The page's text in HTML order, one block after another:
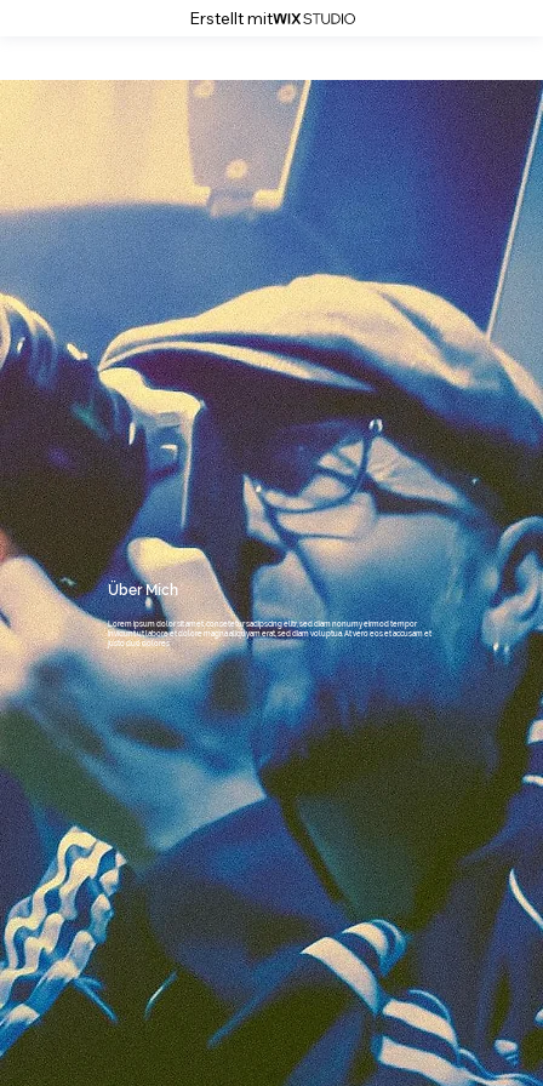
Erstellt mit
Über Mich
Lorem ipsum dolor sit amet, consetetur sadipscing elitr, sed diam nonumy eirmod tempor
invidunt ut labore et dolore magna aliquyam erat, sed diam voluptua. At vero eos et accusam et
justo duo dolores